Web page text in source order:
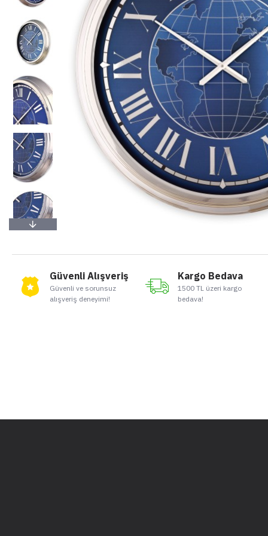
Güvenli Alışveriş
Güvenli ve sorunsuz
alışveriş deneyimi!
Kargo Bedava
1500 TL üzeri kargo
bedava!